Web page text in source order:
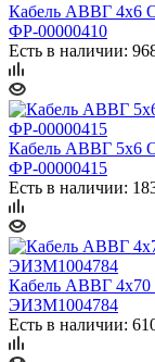
Кабель АВВГ 4х6
ФР-00000410
Есть в наличии:
Кабель АВВГ 5х6
ФР-00000415
Есть в наличии:
Кабель АВВГ 4х70
ЭИЗМ1004784
Есть в наличии: